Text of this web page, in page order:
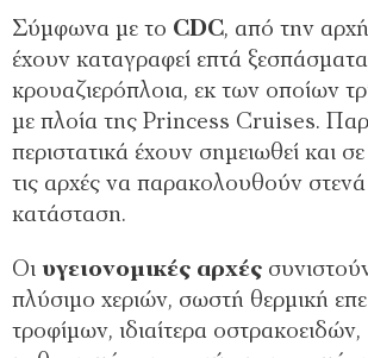
Σύμφωνα με το CDC, από την
έχουν καταγραφεί επτά
κρουαζιερόπλοια, εκ των οποίων
με πλοία της Princess Cruises.
περιστατικά έχουν σημειωθεί και
τις αρχές να παρακολουθούν
κατάσταση.
Οι υγειονομικές αρχές
πλύσιμο χεριών, σωστή θερμική
τροφίμων, ιδιαίτερα